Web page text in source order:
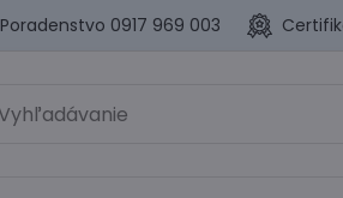
Poradenstvo 0917 969 003